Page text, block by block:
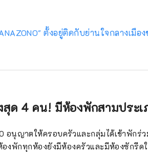
ตั้งอยู่ติดกับย่านใจกลางเมื
ด 4 คน! มีห้องพักสามประเ
อนุญาตให้ครอบครัวและกลุ่มได้เข้าพัก
องพักทุกห้องยังมีห้องครัวและมีห้องซักรี